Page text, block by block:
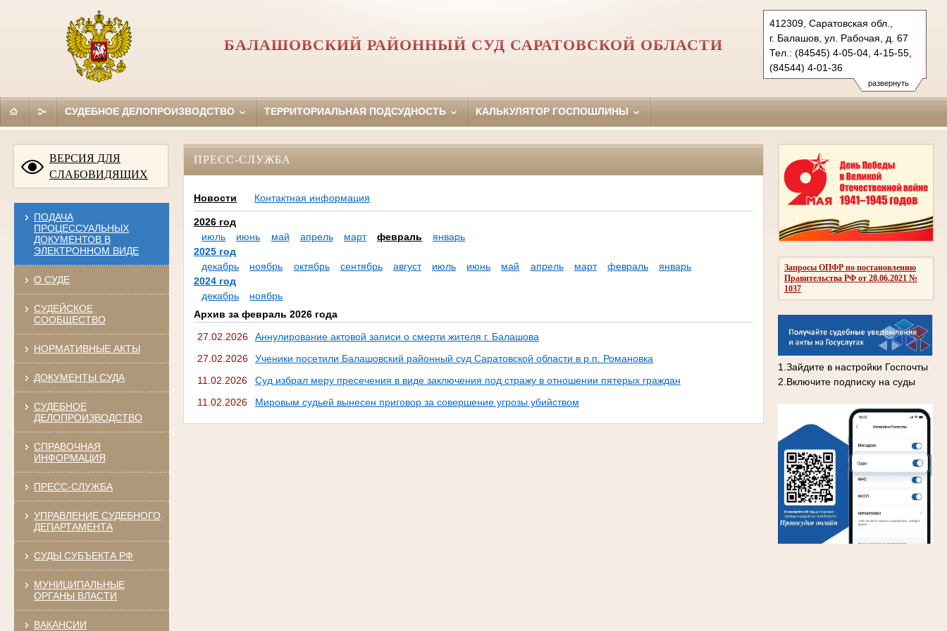
развернуть
412309, Саратовская обл.,
г. Балашов, ул. Рабочая, д. 67
Тел.: (84545) 4-05-04, 4-15-55,
(84544) 4-01-36
balashovsky.sar@sudrf.ru
БАЛАШОВСКИЙ РАЙОННЫЙ СУД САРАТОВСКОЙ ОБЛАСТИ
СУДЕБНОЕ ДЕЛОПРОИЗВОДСТВО ТЕРРИТОРИАЛЬНАЯ ПОДСУДНОСТЬ КАЛЬКУЛЯТОР ГОСПОШЛИНЫ
ВЕРСИЯ ДЛЯ
СЛАБОВИДЯЩИХ
ПОДАЧА
ПРОЦЕССУАЛЬНЫХ
ДОКУМЕНТОВ В
ЭЛЕКТРОННОМ ВИДЕ
О СУДЕ
СУДЕЙСКОЕ
СООБЩЕСТВО
НОРМАТИВНЫЕ АКТЫ
ДОКУМЕНТЫ СУДА
СУДЕБНОЕ
ДЕЛОПРОИЗВОДСТВО
СПРАВОЧНАЯ
ИНФОРМАЦИЯ
ПРЕСС-СЛУЖБА
УПРАВЛЕНИЕ СУДЕБНОГО
ДЕПАРТАМЕНТА
СУДЫ СУБЪЕКТА РФ
МУНИЦИПАЛЬНЫЕ
ОРГАНЫ ВЛАСТИ
ВАКАНСИИ
Запросы ОПФР по постановлению
Правительства РФ от 28.06.2021 №
1037
1.Зайдите в настройки Госпочты
2.Включите подписку на суды
ПРЕСС-СЛУЖБА
Новости Контактная информация
2026 год
июль
июнь май апрель март февраль
январь
2025 год
декабрь
ноябрь октябрь сентябрь август июль июнь май апрель март февраль
январь
2024 год
декабрь
ноябрь
Архив за февраль 2026 года
27.02.2026
Аннулирование актовой записи о смерти жителя г. Балашова
27.02.2026
Ученики посетили Балашовский районный суд Саратовской области в р.п. Романовка
11.02.2026
Суд избрал меру пресечения в виде заключения под стражу в отношении пятерых граждан
11.02.2026
Мировым судьей вынесен приговор за совершение угрозы убийством